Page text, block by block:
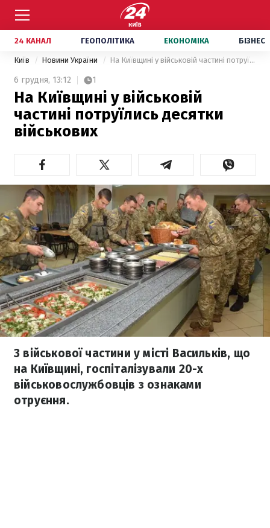
24 КАНАЛ ГЕОПОЛІТИКА ЕКОНОМІКА БІЗНЕС
Київ Новини України На Київщині у військовій частині потруїлись десятки військових
6 грудня, 13:12 1
На Київщині у військовій
частині потруїлись десятки
військових
З військової частини у місті Васильків, що
на Київщині, госпіталізували 20-х
військовослужбовців з ознаками
отруєння.